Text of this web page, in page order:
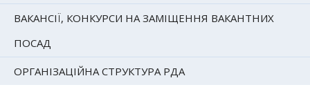
ВАКАНСІЇ, КОНКУРСИ НА ЗАМІЩЕННЯ ВАКАНТНИХ
ПОСАД
ОРГАНІЗАЦІЙНА СТРУКТУРА РДА